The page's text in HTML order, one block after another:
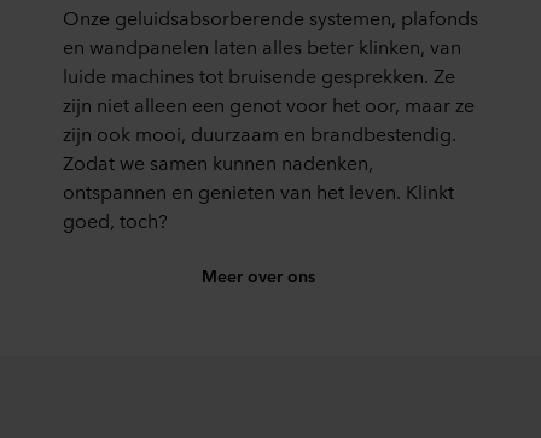
Onze geluidsabsorberende systemen, plafonds
en wandpanelen laten alles beter klinken, van
luide machines tot bruisende gesprekken. Ze
zijn niet alleen een genot voor het oor, maar ze
zijn ook mooi, duurzaam en brandbestendig.
Zodat we samen kunnen nadenken,
ontspannen en genieten van het leven. Klinkt
goed, toch?
Meer over ons